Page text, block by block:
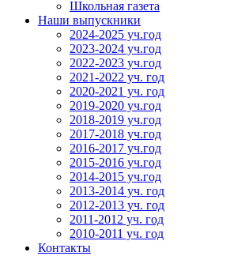
Школьная газета
Наши выпускники
2024-2025 уч.год
2023-2024 уч.год
2022-2023 уч.год
2021-2022 уч. год
2020-2021 уч. год
2019-2020 уч.год
2018-2019 уч.год
2017-2018 уч.год
2016-2017 уч.год
2015-2016 уч.год
2014-2015 уч.год
2013-2014 уч. год
2012-2013 уч. год
2011-2012 уч. год
2010-2011 уч. год
Контакты